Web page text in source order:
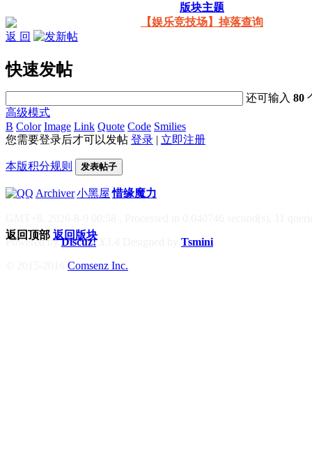
版块主题
【娱乐竞技场】掉落查询
返 回
快速发帖
还可输入80
高级模式
B Color Image Link Quote Code Smilies
您需要登录后才可以发帖 登录 | 立即注册
本版积分规则 发表帖子
Archiver|小黑屋|惜缘魔力
Powered byDiscuz!
Tsmini
Comsenz Inc.
返回顶部 返回版块